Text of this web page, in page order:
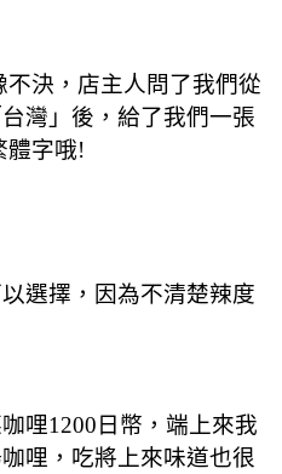
不決，店主人問了我們從
灣」後，給了我們一張
體字哦!
選擇，因為不清楚辣度
哩1200日幣，端上來我
哩，吃將上來味道也很